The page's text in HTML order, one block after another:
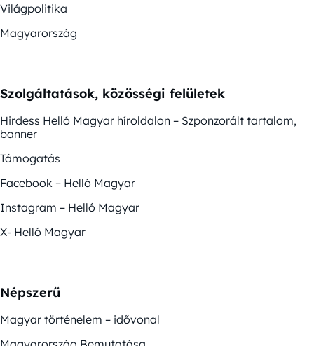
Világpolitika
Magyarország
Szolgáltatások, közösségi felületek
Hirdess Helló Magyar híroldalon – Szponzorált tartalom,
banner
Támogatás
Facebook – Helló Magyar
Instagram – Helló Magyar
X- Helló Magyar
Népszerű
Magyar történelem – idővonal